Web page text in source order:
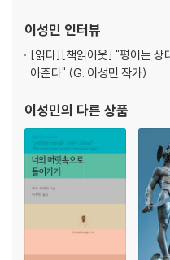
이성민 인터뷰
[읽다][책읽아웃] "평어는 상
아준다" (G. 이성민 작가)
이성민의 다른 상품